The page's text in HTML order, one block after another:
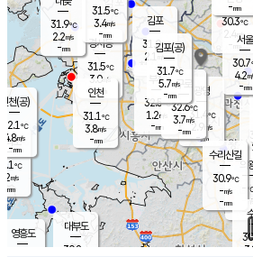
의도
℃
m/s
mm
영흥도
대부도
30.8
경서동
31.5℃
3.0m/s
-mm
31.9℃
2.2m/s
-mm
의
- ℃
m/s
mm
김포
31.0℃
2.1 m/s
mm
광명
31.4 ℃
2.9 m/s
-mm
부천
32.5℃
1.2m/s
-mm
31.5℃
3.4m/s
-mm
구로
32.6℃
3.7m/s
-mm
30.3℃
2.4 m/s
- mm
수리산길
30.9℃
-m/s
-mm
-mm
인천(공)
32.1℃
4.8m/s
-mm
김포(공)
31.7℃
5.7m/s
-mm
인천
31.1℃
3.8m/s
-mm
서울
30.7
4.2
-mm